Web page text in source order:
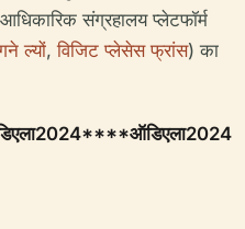
संग्रहालय प्लेटफॉर्म
ल्यों,विजिट प्लेसेस फ्रांस) का